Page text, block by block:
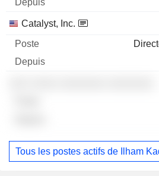
Catalyst, Inc.
Tous les postes actifs de Ilham